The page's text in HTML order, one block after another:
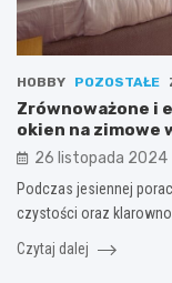
HOBBY POZOSTAŁE
Zrównoważone i
okien na zimowe
26 listopada 2024
Podczas jesiennej
czystości oraz
Czytaj dalej